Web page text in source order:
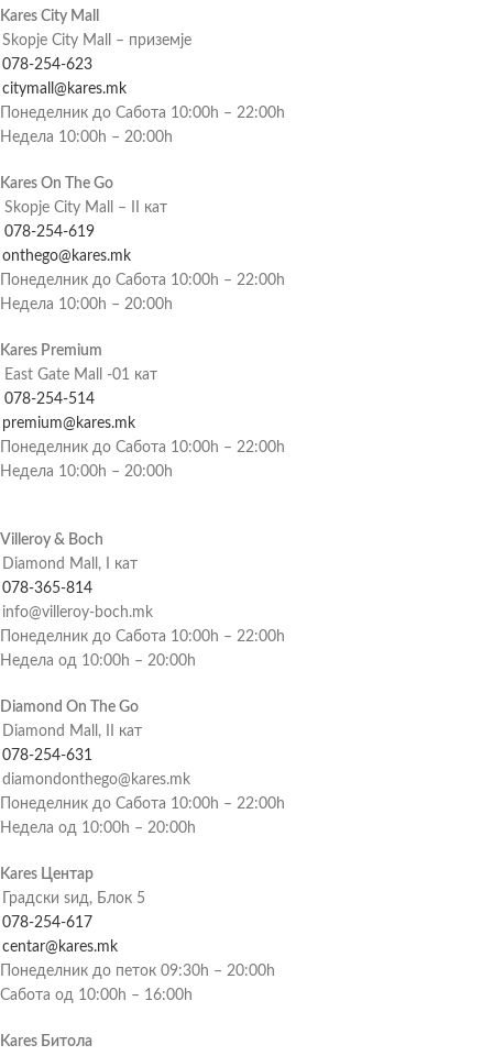
Kares City Mall
Skopje City Mall – приземје
078-254-623
citymall@kares.mk
Понеделник до Сабота 10:00h – 22:00h
Недела 10:00h – 20:00h
Kares On The Go
Skopje City Mall – II кат
078-254-619
onthego@kares.mk
Понеделник до Сабота 10:00h – 22:00h
Недела 10:00h – 20:00h
Kares Premium
East Gate Mall -01 кат
078-254-514
premium@kares.mk
Понеделник до Сабота 10:00h – 22:00h
Недела 10:00h – 20:00h
Villeroy & Boch
Diamond Mall, I кат
078-365-814
info@villeroy-boch.mk
Понеделник до Сабота 10:00h – 22:00h
Недела од 10:00h – 20:00h
Diamond On The Go
Diamond Mall, II кат
078-254-631
diamondonthego@kares.mk
Понеделник до Сабота 10:00h – 22:00h
Недела од 10:00h – 20:00h
Kares Центар
Градски ѕид, Блок 5
078-254-617
centar@kares.mk
Понеделник до петок 09:30h – 20:00h
Сабота од 10:00h – 16:00h
Kares Битола